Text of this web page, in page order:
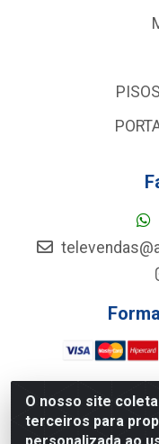
O nosso site
terceiros para
Atacadão
GALPÃO 102 -